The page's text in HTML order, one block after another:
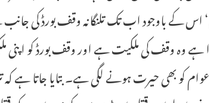
اس کے باوجود اب تک تلنگانہ وقف بورڈ کی جانب
ہے وہ وقف کی ملکیت ہے اور وقف بورڈ کو
کو بھی حیرت ہونے لگی ہے۔ بتایا جاتا ہے کہ